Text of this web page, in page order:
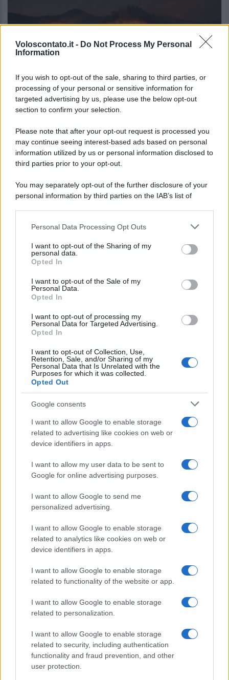
Voloscontato.it - Do Not Process My Personal
Information
If you wish to opt-out of the sale, sharing to third parties, or
processing of your personal or sensitive information for
targeted advertising by us, please use the below opt-out
section to confirm your selection.
Please note that after your opt-out request is processed you
may continue seeing interest-based ads based on personal
information utilized by us or personal information disclosed to
third parties prior to your opt-out.
You may separately opt-out of the further disclosure of your
personal information by third parties on the IAB’s list of
This information may also be disclosed by us to third parties
disclose it to other third parties.
Please note that this website/app uses one or more Google
services and may gather and store information including but
not limited to your visit or usage behaviour. You may click to
grant or deny consent to Google and its third-party tags to
consent section.
Personal Data Processing Opt Outs
I want to opt-out of the Sharing of my
personal data.
Opted In
I want to opt-out of the Sale of my
Personal Data.
Opted In
I want to opt-out of processing my
Personal Data for Targeted Advertising.
Opted In
I want to opt-out of Collection, Use,
Retention, Sale, and/or Sharing of my
Personal Data that Is Unrelated with the
Purposes for which it was collected.
Opted Out
Google consents
I want to allow Google to enable storage
related to advertising like cookies on web or
device identifiers in apps.
I want to allow my user data to be sent to
Google for online advertising purposes.
I want to allow Google to send me
personalized advertising.
I want to allow Google to enable storage
related to analytics like cookies on web or
device identifiers in apps.
I want to allow Google to enable storage
related to functionality of the website or app.
I want to allow Google to enable storage
related to personalization.
I want to allow Google to enable storage
related to security, including authentication
functionality and fraud prevention, and other
user protection.
NOTIZIE DAL MONDO
Gli incendi stanno cambiando il turismo
europeo: la classifica che dovresti
conoscere
Lo sapevi che...
I Paesi dove puoi vivere una vacanza
in campeggio spendendo molto meno
del previsto
Non puoi dire di essere stato a
Palermo senza provarla: dove
Due siti UNESCO nello stesso luogo: il
CHI
SIAMO
PARTNERSHIP E
ACCREDITAMENTI
© 2026 - VOLOSCONTATO CONSIGLI E DIARI DI VIAGGIO - P.IVA
04827280654 – TESTATA REGISTRATA AL TRIBUNALE DI NOCERA
35792 – ISCRITTA ALL’ANSO (ASSOCIAZIONE NAZIONALE STAMPA
ONLINE)
MAPPA DEL SITO